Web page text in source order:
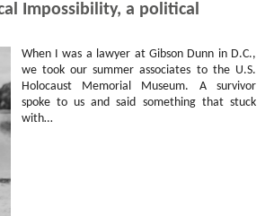
Impossibility, a political
When I was a lawyer at Gibson Dunn in D.C.,
we took our summer associates to the U.S.
Holocaust Memorial Museum. A survivor
spoke to us and said something that stuck
with…